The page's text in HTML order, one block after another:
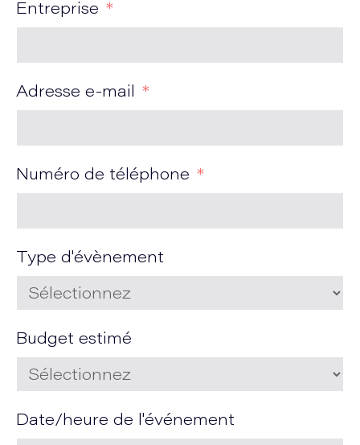
Entreprise
Adresse e-mail
Numéro de téléphone
Type d'évènement
Budget estimé
Date/heure de l'événement